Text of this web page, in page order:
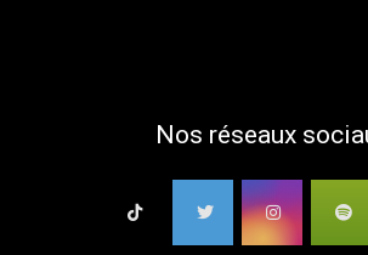
Nos réseaux